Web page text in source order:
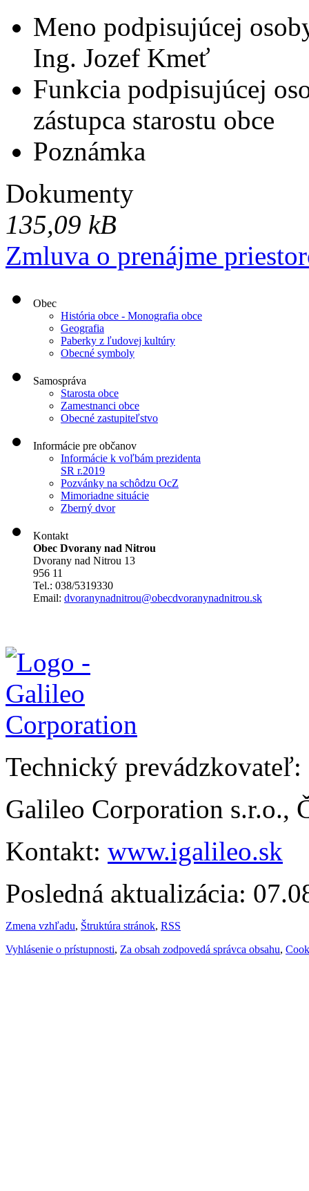
Meno podpisujúcej
Ing. Jozef Kmeť
Funkcia podpisujúcej
zástupca starostu obce
Poznámka
Dokumenty
135,09 kB
Zmluva o prenájme
Obec
História obce - Monografia obce
Geografia
Paberky z ľudovej kultúry
Obecné symboly
Samospráva
Starosta obce
Zamestnanci obce
Obecné zastupiteľstvo
Informácie pre občanov
Informácie k voľbám prezidenta
SR r.2019
Pozvánky na schôdzu OcZ
Mimoriadne situácie
Zberný dvor
Kontakt
Obec Dvorany nad Nitrou
Dvorany nad Nitrou 13
956 11
Tel.: 038/5319330
Email: dvoranynadnitrou@obecdvoranynadnitrou.sk
Technický prevádzkovateľ:
Galileo Corporation s.r.o.,
Kontakt: www.igalileo.sk
Posledná aktualizácia:
Zmena vzhľadu, Štruktúra stránok, RSS
Vyhlásenie o prístupnosti, Za obsah zodpovedá správca obsahu,